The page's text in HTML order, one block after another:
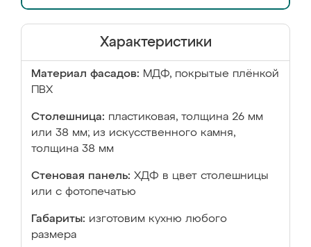
Характеристики
Материал фасадов: МДФ, покрытые плёнкой
ПВХ
Столешница: пластиковая, толщина 26 мм
или 38 мм; из искусственного камня,
толщина 38 мм
Стеновая панель: ХДФ в цвет столешницы
или с фотопечатью
Габариты: изготовим кухню любого
размера